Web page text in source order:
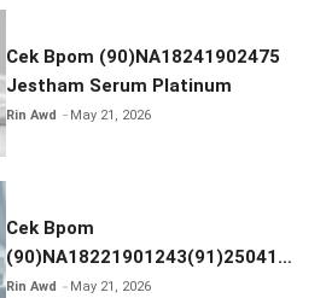
Cek Bpom (90)NA18241902475
Jestham Serum Platinum
Rin Awd May 21, 2026
Cek Bpom
(90)NA18221901243(91)250418
Hanasui Power Bright Serum
Rin Awd May 21, 2026